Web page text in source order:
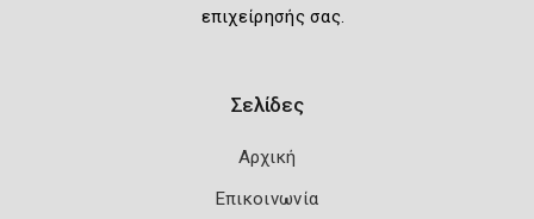
επιχείρησής σας.
Σελίδες
Αρχική
Επικοινωνία